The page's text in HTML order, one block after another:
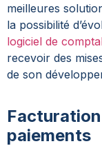
meilleures
la possibilité
logiciel de
recevoir des
de son
paiements